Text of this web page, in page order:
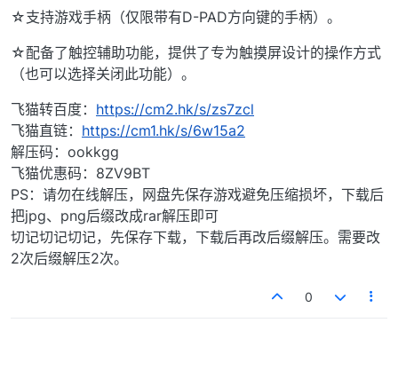
☆支持游戏手柄（仅限带有D-PAD方向键的手柄）。
☆配备了触控辅助功能，提供了专为触摸屏设计的操作方式
（也可以选择关闭此功能）。
飞猫转百度： https://cm2.hk/s/zs7zcl
飞猫直链： https://cm1.hk/s/6w15a2
解压码：ookkgg
飞猫优惠码：8ZV9BT
PS：请勿在线解压，网盘先保存游戏避免压缩损坏，下载后
把jpg、png后缀改成rar解压即可
切记切记切记，先保存下载，下载后再改后缀解压。需要改
2次后缀解压2次。
0